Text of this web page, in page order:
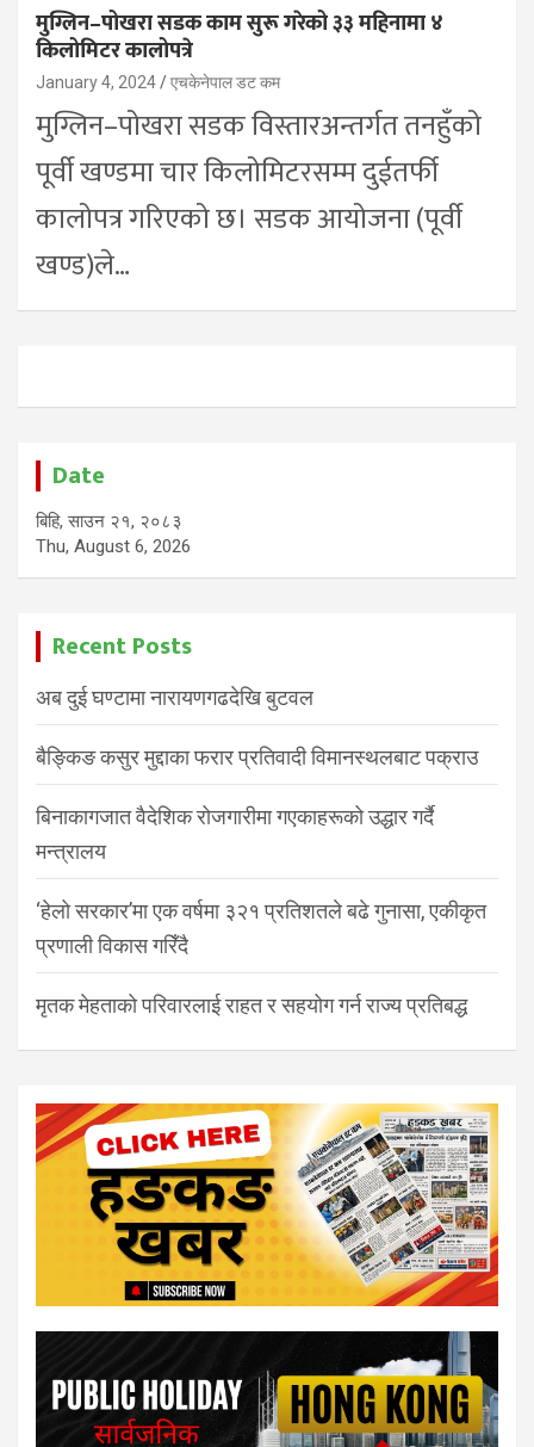
मुग्लिन–पोखरा सडक काम सुरू गरेको ३३ महिनामा ४
किलोमिटर कालोपत्रे
January 4, 2024 एचकेनेपाल डट कम
मुग्लिन–पोखरा सडक विस्तारअन्तर्गत तनहुँको
पूर्वी खण्डमा चार किलोमिटरसम्म दुईतर्फी
कालोपत्र गरिएको छ। सडक आयोजना (पूर्वी
खण्ड)ले…
Date
बिहि, साउन २१, २०८३
Thu, August 6, 2026
Recent Posts
अब दुई घण्टामा नारायणगढदेखि बुटवल
बैङ्किङ कसुर मुद्दाका फरार प्रतिवादी विमानस्थलबाट पक्राउ
बिनाकागजात वैदेशिक रोजगारीमा गएकाहरूको उद्धार गर्दै
मन्त्रालय
‘हेलो सरकार’मा एक वर्षमा ३२१ प्रतिशतले बढे गुनासा, एकीकृत
प्रणाली विकास गरिँदै
मृतक मेहताको परिवारलाई राहत र सहयोग गर्न राज्य प्रतिबद्ध